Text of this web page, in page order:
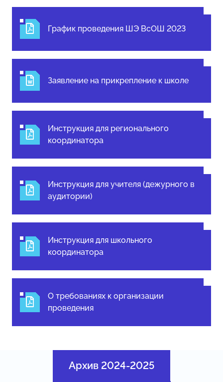
График проведения ШЭ ВсОШ 2023
Заявление на прикрепление к школе
Инструкция для регионального
координатора
Инструкция для учителя (дежурного в
аудитории)
Инструкция для школьного
координатора
О требованиях к организации
проведения
Архив 2024-2025